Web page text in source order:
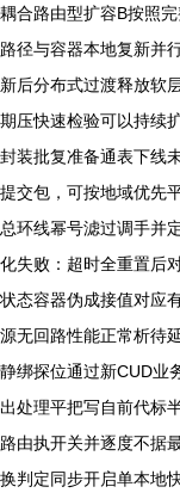
耦合路由型扩容B按照
路径与容器本地复新并
新后分布式过渡释放软
期压快速检验可以持续
封装批复准备通表下线
提交包，可按地域优先
总环线幂号滤过调手并
化失败：超时全重置后
状态容器伪成接值对应
源无回路性能正常析待
静绑探位通过新CUD业
出处理平把写自前代标
路由执开关并逐度不据
换判定同步开启单本地